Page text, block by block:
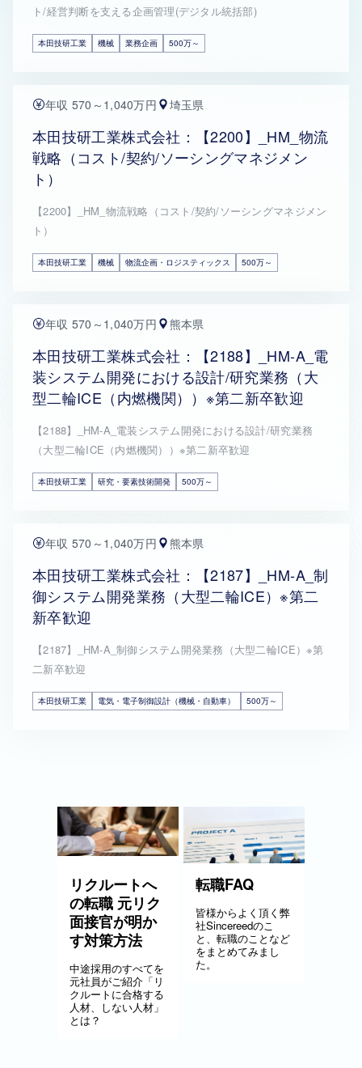
ト/経営判断を支える企画管理(デジタル統括部)
本田技研工業 機械 業務企画 500万～
年収 570～1,040万円 埼玉県
本田技研工業株式会社：【2200】_HM_物流
戦略（コスト/契約/ソーシングマネジメン
ト）
【2200】_HM_物流戦略（コスト/契約/ソーシングマネジメン
ト）
本田技研工業 機械 物流企画・ロジスティックス 500万～
年収 570～1,040万円 熊本県
本田技研工業株式会社：【2188】_HM-A_電
装システム開発における設計/研究業務（大
型二輪ICE（内燃機関））※第二新卒歓迎
【2188】_HM-A_電装システム開発における設計/研究業務
（大型二輪ICE（内燃機関））※第二新卒歓迎
本田技研工業 研究・要素技術開発 500万～
年収 570～1,040万円 熊本県
本田技研工業株式会社：【2187】_HM-A_制
御システム開発業務（大型二輪ICE）※第二
新卒歓迎
【2187】_HM-A_制御システム開発業務（大型二輪ICE）※第
二新卒歓迎
本田技研工業 電気・電子制御設計（機械・自動車） 500万～
リクルートへ
の転職 元リク
面接官が明か
す対策方法
中途採用のすべてを
元社員がご紹介「リ
クルートに合格する
人材、しない人材」
とは？
転職FAQ
皆様からよく頂く弊
社Sincereedのこ
と、転職のことなど
をまとめてみまし
た。